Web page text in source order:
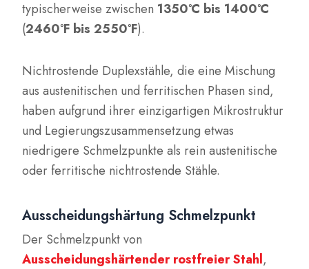
typischerweise zwischen 1350°C bis 1400°C
(2460°F bis 2550°F).
Nichtrostende Duplexstähle, die eine Mischung
aus austenitischen und ferritischen Phasen sind,
haben aufgrund ihrer einzigartigen Mikrostruktur
und Legierungszusammensetzung etwas
niedrigere Schmelzpunkte als rein austenitische
oder ferritische nichtrostende Stähle.
Ausscheidungshärtung Schmelzpunkt
Der Schmelzpunkt von
Ausscheidungshärtender rostfreier Stahl,